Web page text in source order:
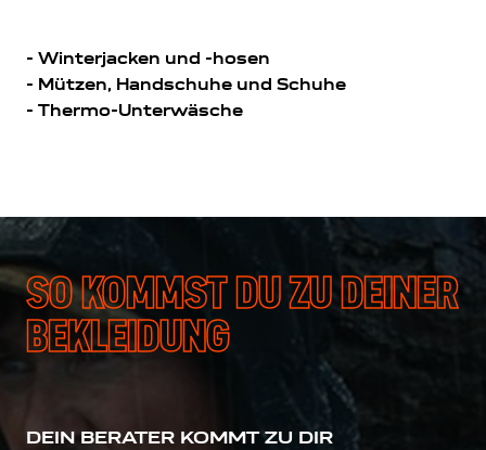
- Winterjacken und -hosen
- Mützen, Handschuhe und Schuhe
- Thermo-Unterwäsche
SO KOMMST DU ZU DEINER
BEKLEIDUNG
DEIN BERATER KOMMT ZU DIR